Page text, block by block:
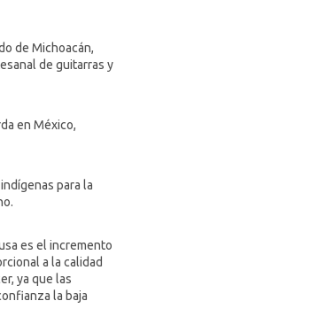
de Michoacán,
de guitarras y
en México,
para la
es el incremento
a la calidad
ya que las
la baja